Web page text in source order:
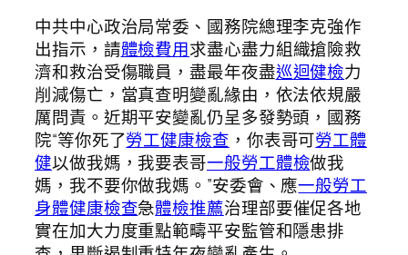
中共中心政治局常委、國務院總理李克強作
出指示，請體檢費用求盡心盡力組織搶險救
濟和救治受傷職員，盡最年夜盡巡迴健檢力
削減傷亡，當真查明變亂緣由，依法依規嚴
厲問責。近期平安變亂仍呈多發勢頭，國務
院“等你死了勞工健康檢查 ，你表哥可勞工體
健以做我媽，我要表哥一般勞工體檢做我
媽，我不要你做我媽。”安委會、應一般勞工
身體健康檢查急體檢推薦治理部要催促各地
實在加大力度重點範疇平安監管和隱患排